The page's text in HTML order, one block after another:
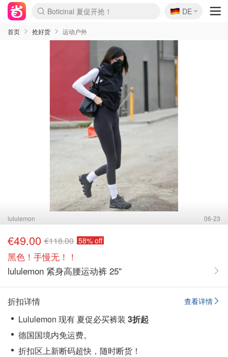
Boticinal 夏促开抢！
4折！lulu周四疯狂上新
还没结束！&OtherStories大促
Joybuy变相75折 随时失效
速领！Stanley独家85折
疑似霸哥！Camper额外叠85折
Zalando 奥莱闪促！每日更新
Moncler反季囤！5折起+叠9折
Coach Brooklyn仅€192
🇩🇪
DE
首页 抢好货 运动户外
lululemon 06-23
€49.00 €118.00 58% off
黑色！手慢无！！
lululemon 紧身高腰运动裤 25''
查看详情
折扣详情
Lululemon 现有 夏促必买裤装 3折起
德国国境内免运费。
折扣区上新断码超快，随时断货！